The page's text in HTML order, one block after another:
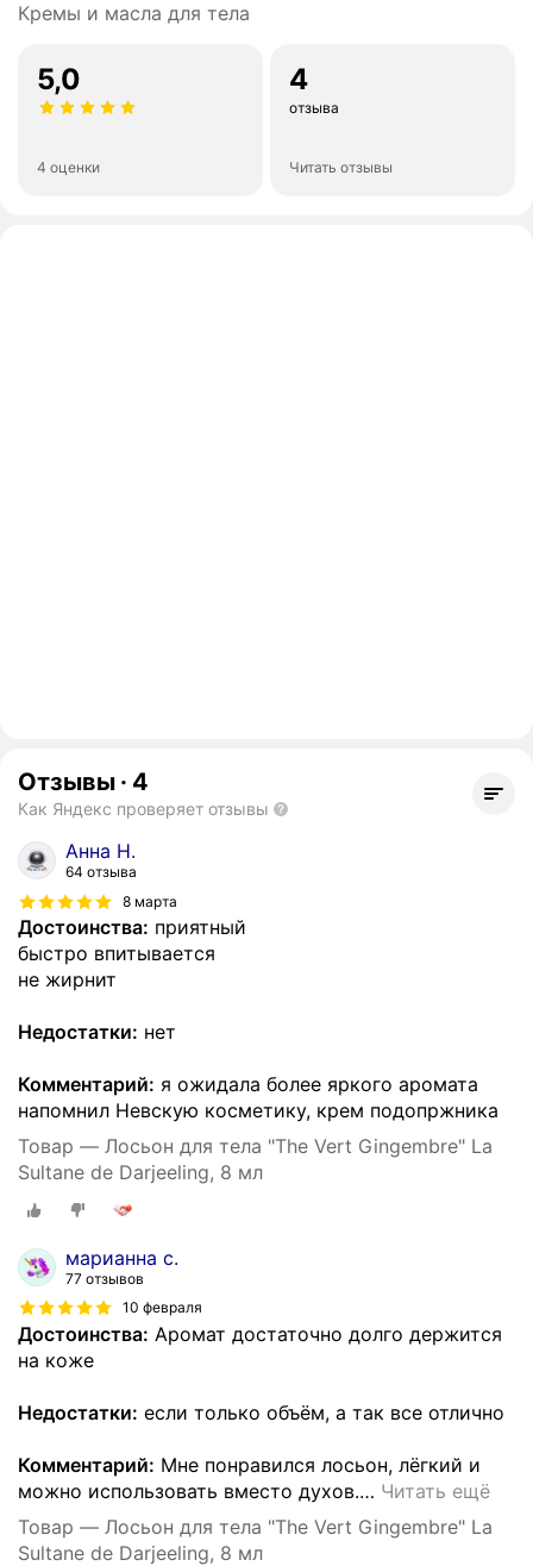
Кремы и масла для тела
5,0
4 оценки
4
отзыва
Читать отзывы
Отзывы · 4
Как Яндекс проверяет отзывы
Анна Н.
64 отзыва
8 марта
Достоинства: приятный
быстро впитывается
не жирнит
Недостатки: нет
Комментарий: я ожидала более яркого аромата
напомнил Невскую косметику, крем подопржника
Товар — Лосьон для тела "The Vert Gingembre" La
Sultane de Darjeeling, 8 мл
марианна с.
77 отзывов
10 февраля
Достоинства: Аромат достаточно долго держится
на коже
Недостатки: если только объём, а так все отлично
Комментарий: Мне понравился лосьон, лёгкий и
можно использовать вместо духов.… Читать ещё
Товар — Лосьон для тела "The Vert Gingembre" La
Sultane de Darjeeling, 8 мл